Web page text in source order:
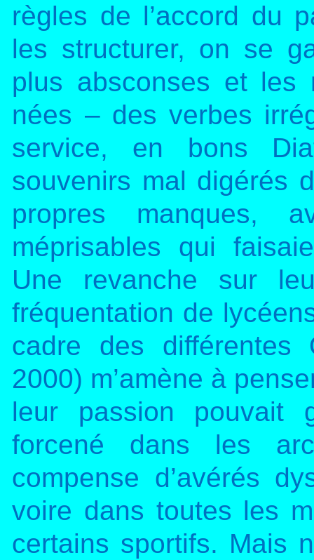
règles de l’accord du
les structurer, on se
plus absconses et les
nées – des verbes
service, en bons
souvenirs mal digérés
propres manques,
méprisables qui
Une revanche sur
fréquentation de
cadre des différentes
2000) m’amène à
leur passion pouvait
forcené dans les
compense d’avérés
voire dans toutes les
certains sportifs. Mais